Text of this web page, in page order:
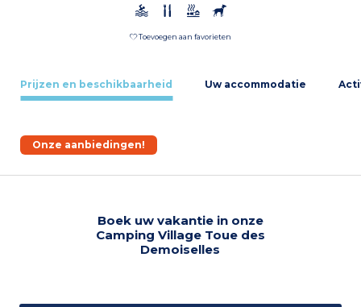
Toevoegen aan favorieten
Prijzen en beschikbaarheid Uw accommodatie
Onze aanbiedingen!
Boek uw vakantie in onze
Camping Village Toue des
Demoiselles